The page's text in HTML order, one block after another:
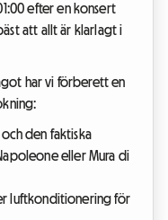
efter en konsert
att allt är klarlagt i
har vi förberett en
den faktiska
eller Mura di
luftkonditionering för